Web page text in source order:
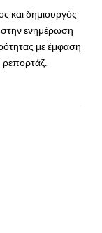
και δημιουργός
ενημέρωση
με έμφαση
ρεπορτάζ.